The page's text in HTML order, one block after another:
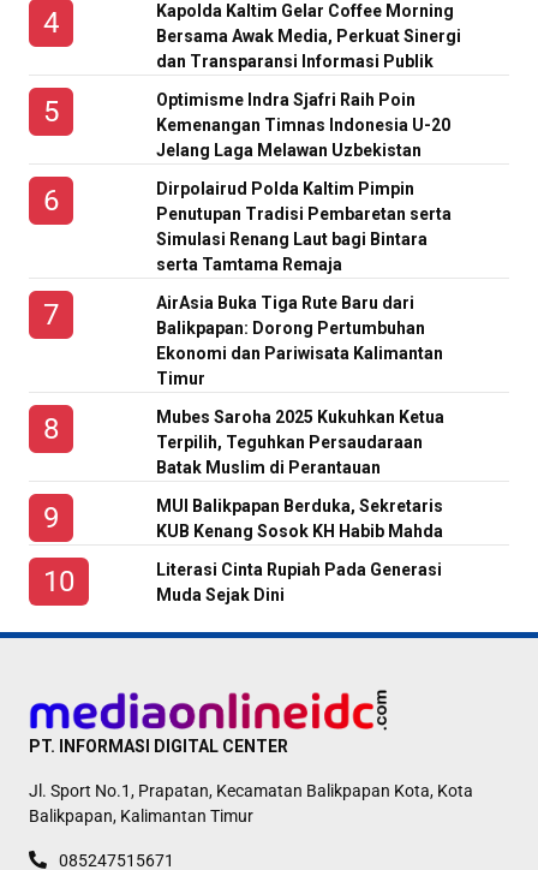
Kapolda Kaltim Gelar Coffee Morning
Bersama Awak Media, Perkuat Sinergi
dan Transparansi Informasi Publik
Optimisme Indra Sjafri Raih Poin
Kemenangan Timnas Indonesia U-20
Jelang Laga Melawan Uzbekistan
Dirpolairud Polda Kaltim Pimpin
Penutupan Tradisi Pembaretan serta
Simulasi Renang Laut bagi Bintara
serta Tamtama Remaja
AirAsia Buka Tiga Rute Baru dari
Balikpapan: Dorong Pertumbuhan
Ekonomi dan Pariwisata Kalimantan
Timur
Mubes Saroha 2025 Kukuhkan Ketua
Terpilih, Teguhkan Persaudaraan
Batak Muslim di Perantauan
MUI Balikpapan Berduka, Sekretaris
KUB Kenang Sosok KH Habib Mahda
Literasi Cinta Rupiah Pada Generasi
Muda Sejak Dini
PT. INFORMASI DIGITAL CENTER
Jl. Sport No.1, Prapatan, Kecamatan Balikpapan Kota, Kota
Balikpapan, Kalimantan Timur
085247515671